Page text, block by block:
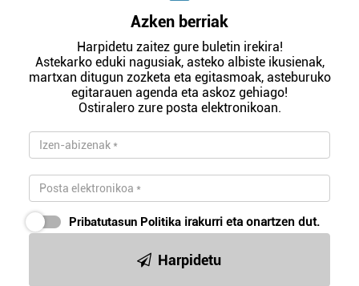
Azken berriak
Harpidetu zaitez gure buletin irekira!
Astekarko eduki nagusiak, asteko albiste ikusienak,
martxan ditugun zozketa eta egitasmoak, asteburuko
egitarauen agenda eta askoz gehiago!
Ostiralero zure posta elektronikoan.
Pribatutasun Politika irakurri eta onartzen dut.
Harpidetu